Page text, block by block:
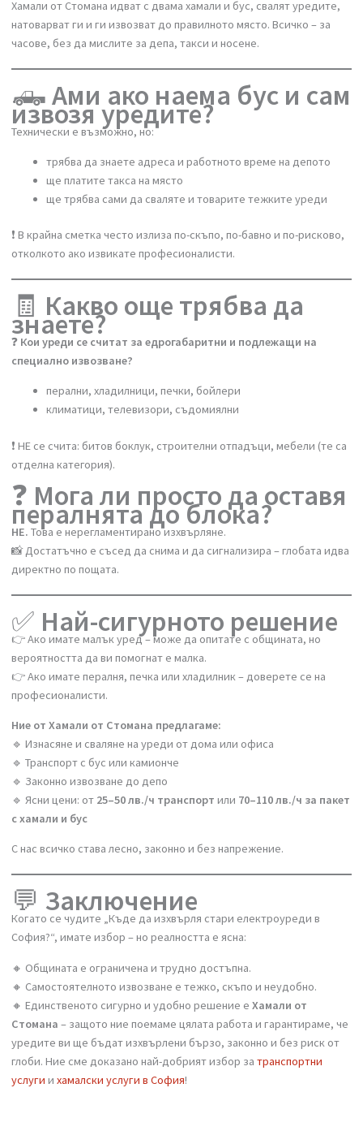
товарене и транспорт със специализиран бус
предаване в лицензирано депо
гаранция, че всичко е законно и без риск от глоба
Имате стар хладилник и пералня. Нямате транспорт и
Хамали от Стомана идват с двама хамали и бус, свалят уредите,
натоварват ги и ги извозват до правилното място. Всичко – за
часове, без да мислите за депа, такси и носене.
🛻Ами ако наема бус и
извозя уредите?
Технически е възможно, но:
трябва да знаете адреса и работното време на депото
ще платите такса на място
ще трябва сами да сваляте и товарите тежките уреди
❗ В крайна сметка често излиза по-скъпо, по-бавно и по-рисково,
🧾Какво още трябва да
знаете?
Кои уреди се считат за едрогабаритни и подлежащи на
специално извозване?
перални, хладилници, печки, бойлери
климатици, телевизори, съдомиялни
❓Мога ли просто да
пералнята до блока?
НЕ.Това е нерегламентирано изхвърляне.
📸 Достатъчно е съсед да снима и да сигнализира – глобата
✅Най-сигурното решение
👉 Ако имате малък уред – може да опитате с общината, но
вероятността да ви помогнат е малка.
👉 Ако имате пералня, печка или хладилник – доверете се на
професионалисти.
Ние от Хамали от Стомана предлагаме:
🔹 Изнасяне и сваляне на уреди от дома или офиса
🔹 Транспорт с бус или камионче
🔹 Законно извозване до депо
с хамали и бус
С нас всичко става лесно, законно и без напрежение.
💬Заключение
Когато се чудите „Къде да изхвърля стари електроуреди в